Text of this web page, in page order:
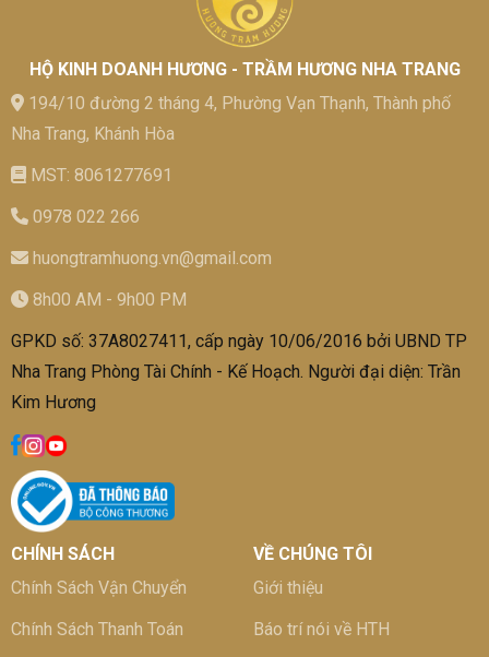
HỘ KINH DOANH HƯƠNG - TRẦM HƯƠNG NHA TRANG
194/10 đường 2 tháng 4, Phường Vạn Thạnh, Thành phố
Nha Trang, Khánh Hòa
MST: 8061277691
0978 022 266
huongtramhuong.vn@gmail.com
8h00 AM - 9h00 PM
GPKD số: 37A8027411, cấp ngày 10/06/2016 bởi UBND TP
Nha Trang Phòng Tài Chính - Kế Hoạch. Người đại diện: Trần
Kim Hương
CHÍNH SÁCH
Chính Sách Vận Chuyển
Chính Sách Thanh Toán
VỀ CHÚNG TÔI
Giới thiệu
Báo trí nói về HTH